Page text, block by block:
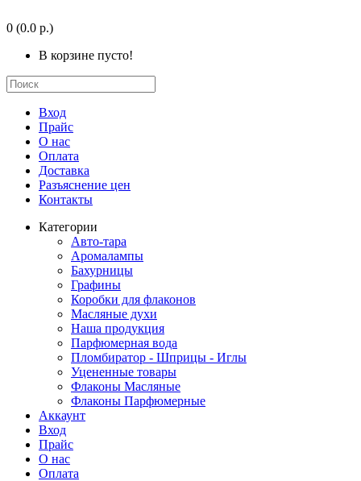
0 (0.0 р.)
В корзине пусто!
Вход
Прайс
О нас
Оплата
Доставка
Разъяснение цен
Контакты
Категории
Авто-тара
Аромалампы
Бахурницы
Графины
Коробки для флаконов
Масляные духи
Наша продукция
Парфюмерная вода
Пломбиратор - Шприцы - Иглы
Уцененные товары
Флаконы Масляные
Флаконы Парфюмерные
Аккаунт
Вход
Прайс
О нас
Оплата